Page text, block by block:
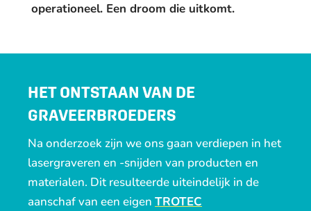
operationeel. Een droom die uitkomt.
HET ONTSTAAN VAN DE
GRAVEERBROEDERS
Na onderzoek zijn we ons gaan verdiepen in het
lasergraveren en -snijden van producten en
materialen. Dit resulteerde uiteindelijk in de
aanschaf van een eigen TROTEC